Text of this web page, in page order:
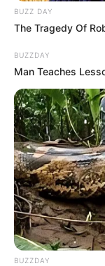
Fique
notícias de
Clique
BUZZ DAY
The Tragedy Of
BUZZDAY
Man Teaches
BUZZDAY